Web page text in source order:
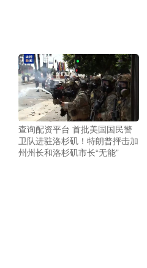
查询配资平台 首批美国国民警
卫队进驻洛杉矶！特朗普抨击加
州州长和洛杉矶市长“无能”